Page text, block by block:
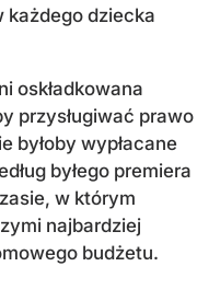
każdego dziecka
oskładkowana
przysługiwać prawo
byłoby wypłacane
byłego premiera
w którym
najbardziej
budżetu.